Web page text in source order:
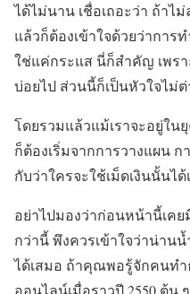
ได้ไม่นาน เชื่อเถอะว่า ถ้าไ
แล้วก็ต้องเข้าใจด้วยว่าการ
ใช่แค่กระแส นี่ก็สำคัญ เพร
บ่อยไป ส่วนนี้ก็เป็นหัวใจไม่
โดยรวมแล้วแม้เราจะอยู่ใ
ก็ต้องเริ่มจากการวางแผน
กับว่าใครจะใช้เม็ดเงินนั้นไ
อย่าไปมองว่าก่อนหน้านี้เค
กว่านี้ พึงควรเข้าใจว่าน่าน
ได้เสมอ ถ้าคุณพอรู้จักคนทำ
ออนไลน์เมื่อราวปี 2550 ต้น